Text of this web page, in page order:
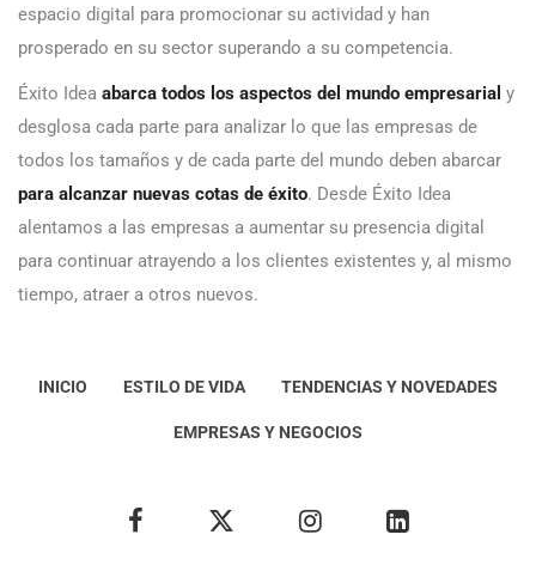
espacio digital para promocionar su actividad y han
prosperado en su sector superando a su competencia.
Éxito Idea abarca todos los aspectos del mundo empresarial y
desglosa cada parte para analizar lo que las empresas de
todos los tamaños y de cada parte del mundo deben abarcar
para alcanzar nuevas cotas de éxito. Desde Éxito Idea
alentamos a las empresas a aumentar su presencia digital
para continuar atrayendo a los clientes existentes y, al mismo
tiempo, atraer a otros nuevos.
INICIO ESTILO DE VIDA TENDENCIAS Y NOVEDADES
EMPRESAS Y NEGOCIOS